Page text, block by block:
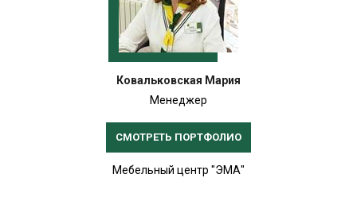
Ковальковская Мария
Менеджер
СМОТРЕТЬ ПОРТФОЛИО
Мебельный центр "ЭМА"